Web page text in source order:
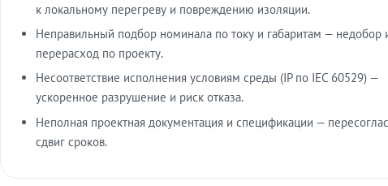
к локальному перегреву и повреждению изоляции.
Неправильный подбор номинала по току и габаритам — недобор
перерасход по проекту.
Несоответствие исполнения условиям среды (IP по IEC 60529) —
ускоренное разрушение и риск отказа.
Неполная проектная документация и спецификации —
сдвиг сроков.